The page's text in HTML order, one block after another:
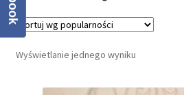
Moje konto
O mnie
Wyświetlanie jednego wyniku